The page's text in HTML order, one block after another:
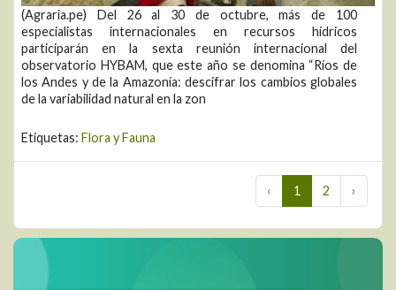
(Agraria.pe) Del 26 al 30 de octubre, más de 100
especialistas internacionales en recursos hídricos
participarán en la sexta reunión internacional del
observatorio HYBAM, que este año se denomina “Ríos de
los Andes y de la Amazonía: descifrar los cambios globales
de la variabilidad natural en la zon
Etiquetas: Flora y Fauna
‹ 1 2 ›